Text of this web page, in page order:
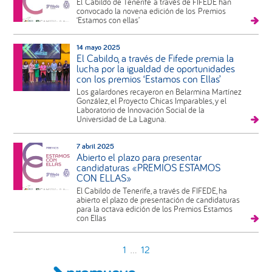
convocado la novena edición de los Premios
‘Estamos con ellas’
14 mayo 2025
El Cabildo, a través de Fifede premia la
lucha por la igualdad de oportunidades
con los premios ‘Estamos con Ellas’
Los galardones recayeron en Belarmina Martínez
González, el Proyecto Chicas Imparables, y el
Laboratorio de Innovación Social de la
Universidad de La Laguna.
7 abril 2025
Abierto el plazo para presentar
candidaturas «PREMIOS ESTAMOS
CON ELLAS»
El Cabildo de Tenerife, a través de FIFEDE, ha
abierto el plazo de presentación de candidaturas
para la octava edición de los Premios Estamos
con Ellas
1 … 12